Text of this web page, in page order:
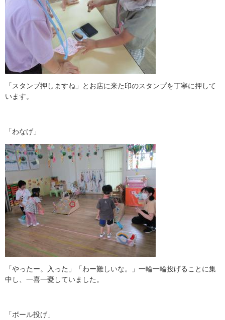
「スタンプ押しますね」とお店に来た印のスタンプを丁寧に押して
います。
「わなげ」
「やったー。入った」「わー難しいな。」一輪一輪投げることに集
中し、一喜一憂していました。
「ボール投げ」